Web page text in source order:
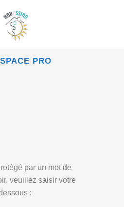
PRO
par un mot de
veuillez saisir votre
: